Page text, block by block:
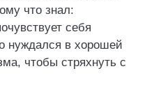
что знал:
себя
нуждался в хорошей
чтобы стряхнуть с